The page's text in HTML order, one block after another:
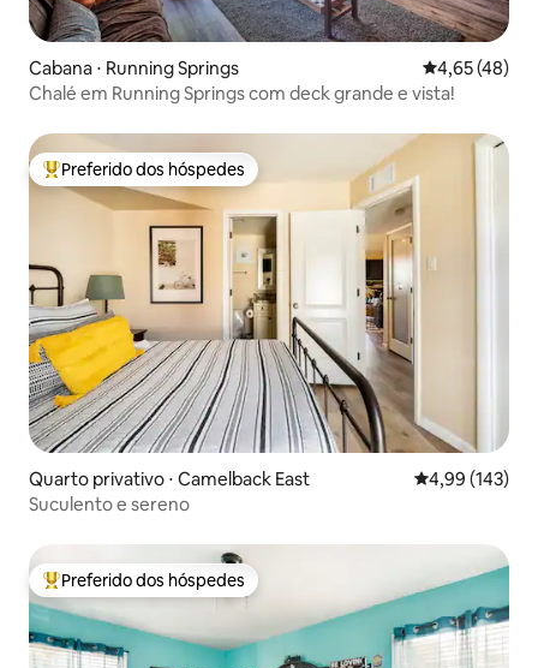
Cabana ⋅ Running Springs 4,65 de uma
4,65 (48)
Chalé em Running Springs com deck grande e vista!
Entre os melhores preferidos dos hóspedes
Preferido dos hóspedes
Quarto privativo ⋅ Camelback East 4,99 de uma
4,99 (143)
Suculento e sereno
Entre os melhores preferidos dos hóspedes
Preferido dos hóspedes